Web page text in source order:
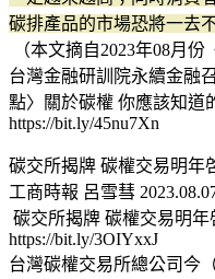
碳排產品的市場恐將一去
（本文摘自2023年08月
台灣金融研訓院永續金融
點〉關於碳權 你應該知道
https://bit.ly/45nu7Xn
碳交所揭牌 碳權交易明年
工商時報 呂雪彗
碳交所揭牌 碳權交易明
https://bit.ly/3OIYxxJ
台灣碳權交易所總公司今